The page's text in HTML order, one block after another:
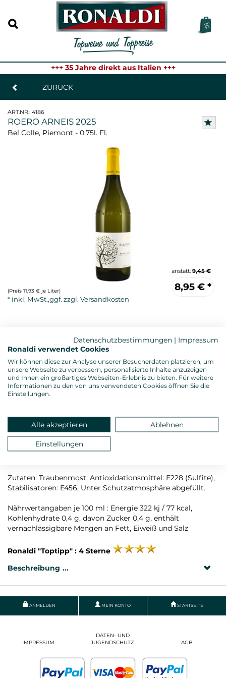
+++ 35 Jahre direkt aus Italien +++
ZURÜCK
ART.NR.: 4186
ROERO ARNEIS 2025
Bel Colle, Piemont - 0,75l. Fl.
anstatt: 9,45 €
8,95 € *
(Preis 11,93 € je Liter)
Weißwein, trocken
Alkoholgehalt: 13,5 %vol.
Restzucker: 4,00 g/l
Allergenhinweis: enthält Sulfite
Verschluss: Presskorken
Land: Italien, Anbauregion: Piemont
Zutaten: Traubenmost, Antioxidationsmittel: E228 (Sulfite),
Stabilisatoren: E456, Unter Schutzatmosphäre abgefüllt.
Nährwertangaben je 100 ml : Energie 322 kj / 77 kcal,
Kohlenhydrate 0,4 g, davon Zucker 0,4 g, enthält
vernachlässigbare Mengen an Fett, Eiweiß und Salz
Ronaldi "Toptipp" : 4 Sterne
Beschreibung
ANMELDEN MEIN KONTO STARTSEITE
IMPRESSUM
DATEN- UND
JUGENDSCHUTZ
AGB
Datenschutzbestimmungen | Impressum
Ronaldi verwendet Cookies
Wir können diese zur Analyse unserer Besucherdaten platzieren, um
unsere Webseite zu verbessern, personalisierte Inhalte anzuzeigen
und Ihnen ein großartiges Webseiten-Erlebnis zu bieten. Für weitere
Informationen zu den von uns verwendeten Cookies öffnen Sie die
Einstellungen.
Alle akzeptieren Ablehnen
Einstellungen